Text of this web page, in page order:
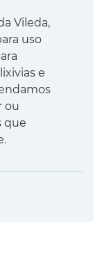
Vileda,
uso
e
ou
que